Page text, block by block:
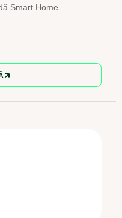
Smart Home.